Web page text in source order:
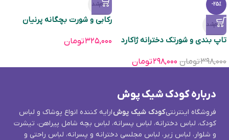
-25%
تمام‌شد
تاپ بندی و شورتک دخترانه ژاکارد
۳۹۸,۰۰۰تومان ۲۹۸,۰۰۰تومان
تمام‌شد
رکابی و شورت بچگانه پرنیان
۳۲۵,۰۰۰تومان
درباره کودک شیک پوش
فروشگاه اینترنتیکودک شیک پوشارایه کننده انواع پوشاک و لباس
کودک، لباس دخترانه، لباس پسرانه، لباس بچه شامل پیراهن، تیشرت
و شلوار، لباس زیر، لباس مجلسی دخترانه و پسرانه، لباس راحتی و